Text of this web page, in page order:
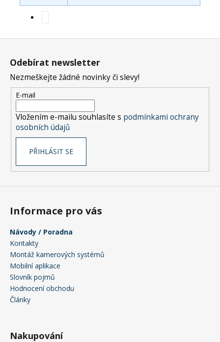
Odebírat newsletter
Nezmeškejte žádné novinky či slevy!
E-mail
Vložením e-mailu souhlasíte s podmínkami ochrany
osobních údajů
PŘIHLÁSIT SE
Informace pro vás
Návody / Poradna
Kontakty
Montáž kamerových systémů
Mobilní aplikace
Slovník pojmů
Hodnocení obchodu
Články
Nakupování